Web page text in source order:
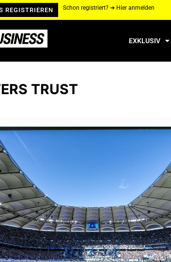
REGISTRIEREN Schon registriert? ➔ Hier anmelden
EXKLUSIV
TRUST